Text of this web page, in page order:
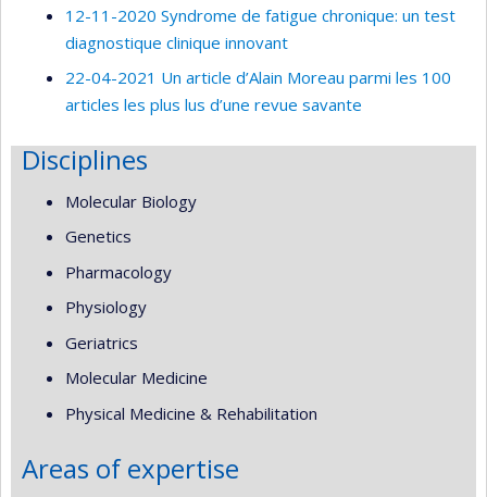
12-11-2020 Syndrome de fatigue chronique: un test
diagnostique clinique innovant
22-04-2021 Un article d’Alain Moreau parmi les 100
articles les plus lus d’une revue savante
Disciplines
Molecular Biology
Genetics
Pharmacology
Physiology
Geriatrics
Molecular Medicine
Physical Medicine & Rehabilitation
Areas of expertise